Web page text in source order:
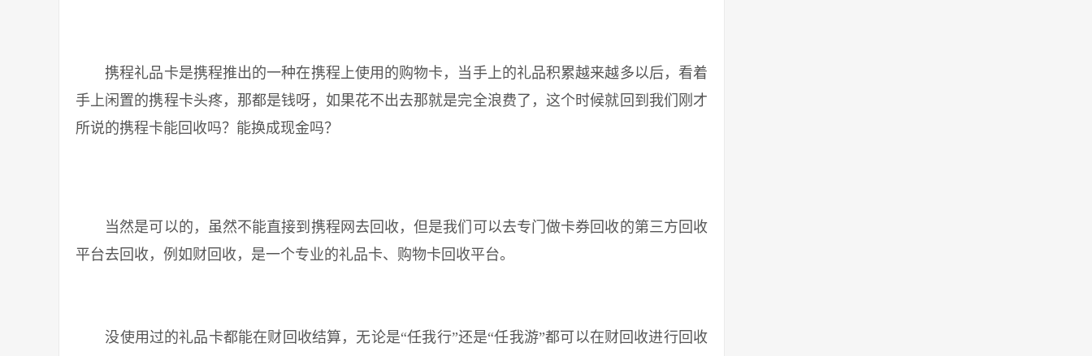
携程礼品卡是携程推出的一种在携程上使用的购物卡，当手上的礼品积累越来越多以后，看着
手上闲置的携程卡头疼，那都是钱呀，如果花不出去那就是完全浪费了，这个时候就回到我们刚才
所说的携程卡能回收吗？能换成现金吗？
当然是可以的，虽然不能直接到携程网去回收，但是我们可以去专门做卡券回收的第三方回收
平台去回收，例如财回收，是一个专业的礼品卡、购物卡回收平台。
没使用过的礼品卡都能在财回收结算，无论是“任我行”还是“任我游”都可以在财回收进行回收